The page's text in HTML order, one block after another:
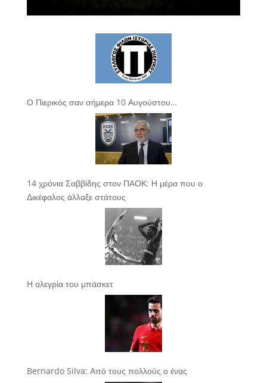
Ο Πιερικός σαν σήμερα 10 Αυγούστου…
14 χρόνια Σαββίδης στον ΠΑΟΚ: Η μέρα που ο
Δικέφαλος άλλαξε στάτους
Η αλεγρία του μπάσκετ
Bernardo Silva: Από τους πολλούς ο ένας